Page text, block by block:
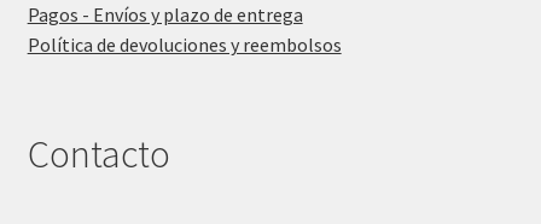
Pagos - Envíos y plazo de entrega
Política de devoluciones y reembolsos
Contacto